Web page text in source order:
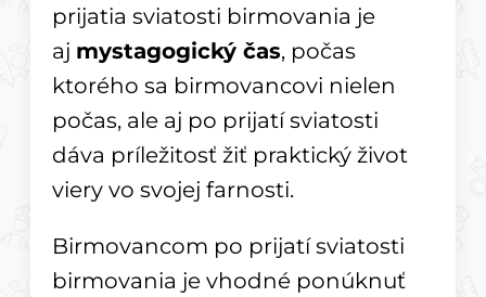
prijatia sviatosti birmovania je
aj mystagogický čas, počas
ktorého sa birmovancovi nielen
počas, ale aj po prijatí sviatosti
dáva príležitosť žiť praktický život
viery vo svojej farnosti.
Birmovancom po prijatí sviatosti
birmovania je vhodné ponúknuť